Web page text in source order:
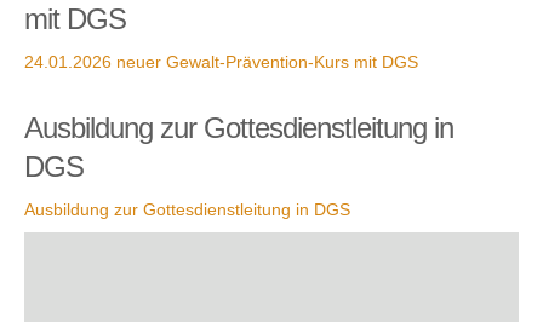
mit DGS
24.01.2026 neuer Gewalt-Prävention-Kurs mit DGS
Ausbildung zur Gottesdienstleitung in
DGS
Ausbildung zur Gottesdienstleitung in DGS